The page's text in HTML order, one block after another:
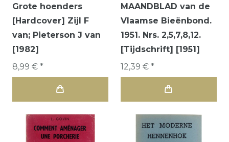
Grote hoenders
[Hardcover] Zijl F
van; Pieterson J van
[1982]
8,99 € *
MAANDBLAD van de
Vlaamse Bieënbond.
1951. Nrs. 2,5,7,8,12.
[Tijdschrift] [1951]
12,39 € *